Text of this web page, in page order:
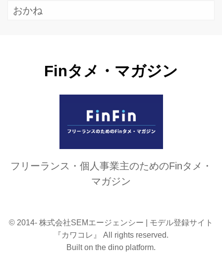
おかね
Finタメ・マガジン
フリーランス・個人事業主のためのFinタメ・
マガジン
© 2014- 株式会社SEMエージェンシー | モデル登録サイト
『カワコレ』 All rights reserved.
Built on the dino platform.